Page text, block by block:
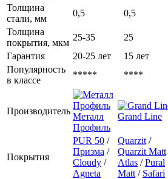
Толщина
стали, мм
0,5 0,5
Толщина
покрытия, мкм
25-35 25
Гарантия
20-25 лет 15 лет
Популярность
в классе
***** ****
Производитель
Металл
Профиль
Grand Line
Покрытия
PUR 50 /
Призма /
Cloudy /
Agneta
Quarzit /
Quarzit Matt
Atlas /Pural
Matt / Safari